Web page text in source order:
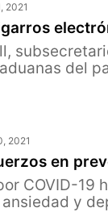
2021
del
2021
en
COVID-19
y